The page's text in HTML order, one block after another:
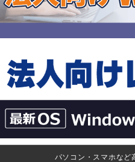
パソコン・スマホなど